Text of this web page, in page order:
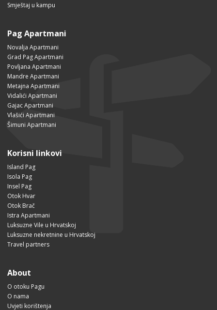
Smještaj u kampu
Pag Apartmani
Novalja Apartmani
Grad Pag Apartmani
Povljana Apartmani
Mandre Apartmani
Metajna Apartmani
Vidalići Apartmani
Gajac Apartmani
Vlašići Apartmani
Šimuni Apartmani
Korisni linkovi
Island Pag
Isola Pag
Insel Pag
Otok Hvar
Otok Brač
Istra Apartmani
Luksuzne Vile u Hrvatskoj
Luksuzne nekretnine u Hrvatskoj
Travel partners
About
O otoku Pagu
O nama
Uvjeti korištenja